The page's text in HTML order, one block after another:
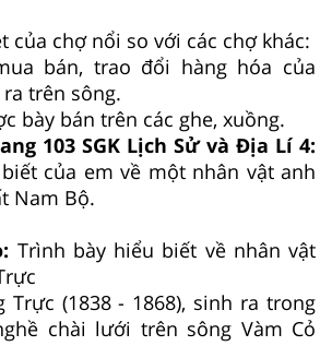
của chợ nổi so với các chợ khác:
bán, trao đổi hàng hóa của
trên sông.
bày bán trên các ghe, xuồng.
103 SGK Lịch Sử và Địa Lí 4:
của em về một nhân vật anh
Nam Bộ.
Trình bày hiểu biết về nhân vật
Trực (1838 - 1868), sinh ra trong
chài lưới trên sông Vàm Cỏ